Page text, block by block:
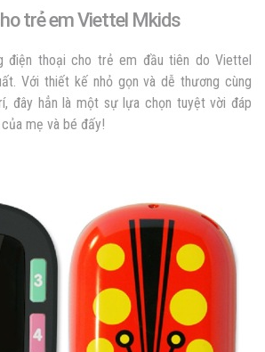
trẻ em Viettel Mkids
điện thoại cho trẻ em đầu tiên do Viettel
Với thiết kế nhỏ gọn và dễ thương cùng
đây hẳn là một sự lựa chọn tuyệt vời đáp
mẹ và bé đấy!